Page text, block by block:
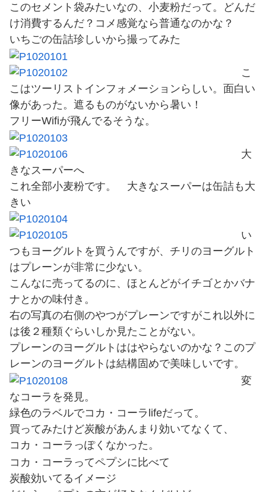
このセメント袋みたいなの、小麦粉だって。どんだ
け消費するんだ？コメ感覚なら普通なのかな？
いちごの缶詰珍しいから撮ってみた
こ
こはツーリストインフォメーションらしい。面白い
像があった。遮るものがないから暑い！
フリーWifiが飛んでるそうな。
大
きなスーパーへ
これ全部小麦粉です。 大きなスーパーは缶詰も大
きい
い
つもヨーグルトを買うんですが、チリのヨーグルト
はプレーンが非常に少ない。
こんなに売ってるのに、ほとんどがイチゴとかバナ
ナとかの味付き。
右の写真の右側のやつがプレーンですがこれ以外に
は後２種類ぐらいしか見たことがない。
プレーンのヨーグルトははやらないのかな？このプ
レーンのヨーグルトは結構固めで美味しいです。
変
なコーラを発見。
緑色のラベルでコカ・コーラlifeだって。
買ってみたけど炭酸があんまり効いてなくて、
コカ・コーラっぽくなかった。
コカ・コーラってペプシに比べて
炭酸効いてるイメージ